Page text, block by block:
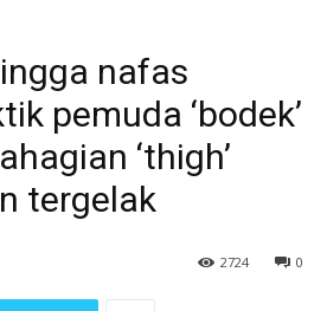
nafas
pemuda ‘bodek’
‘thigh’
tergelak
0
2724